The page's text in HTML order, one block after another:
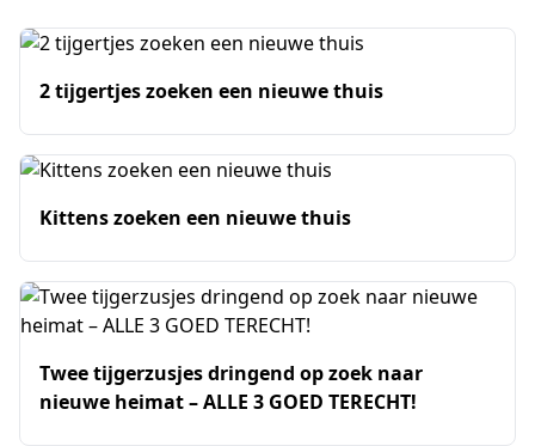
2 tijgertjes zoeken een nieuwe thuis
Kittens zoeken een nieuwe thuis
Twee tijgerzusjes dringend op zoek naar
nieuwe heimat – ALLE 3 GOED TERECHT!